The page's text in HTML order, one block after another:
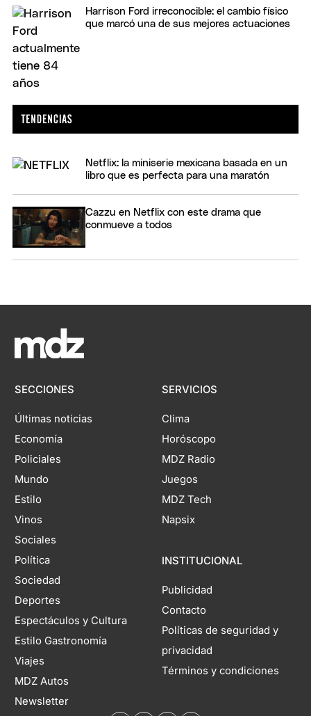
Harrison Ford irreconocible: el cambio físico
que marcó una de sus mejores actuaciones
Netflix: la miniserie mexicana basada en un
libro que es perfecta para una maratón
Cazzu en Netflix con este drama que
conmueve a todos
SECCIONES
Últimas noticias
Economía
Policiales
Mundo
Estilo
Vinos
Sociales
Política
Sociedad
Deportes
Espectáculos y Cultura
Estilo Gastronomía
Viajes
MDZ Autos
Newsletter
SERVICIOS
Clima
Horóscopo
MDZ Radio
Juegos
MDZ Tech
Napsix
INSTITUCIONAL
Publicidad
Contacto
Políticas de seguridad y
privacidad
Términos y condiciones